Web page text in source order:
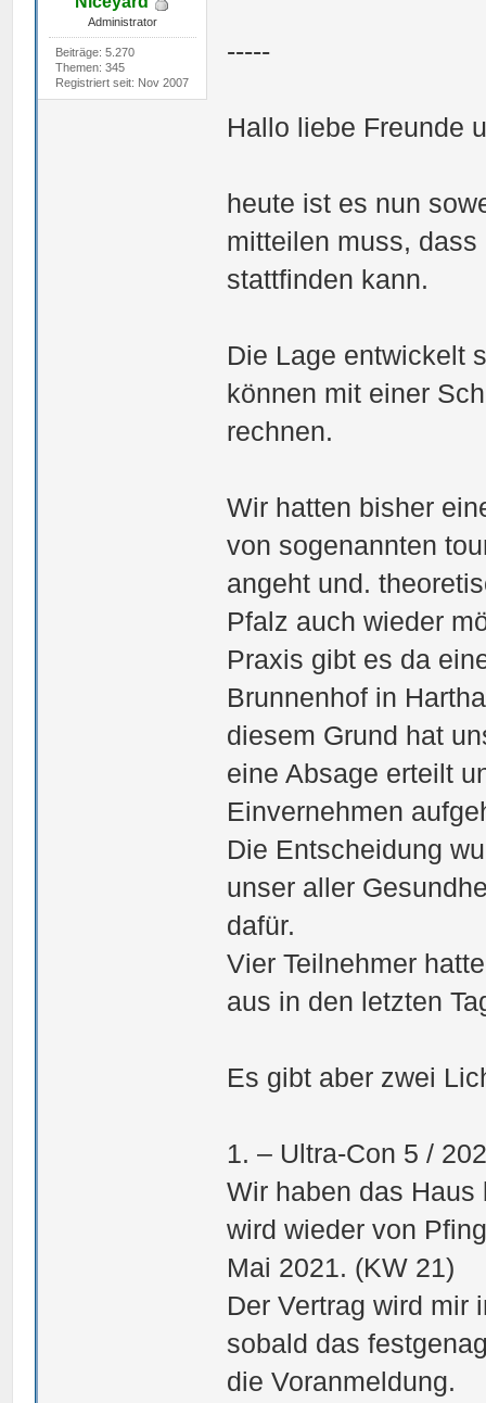
Administrator
Beiträge: 5.270
Themen: 345
Registriert seit: Nov 2007
-----
Hallo liebe Freunde
heute ist es nun
mitteilen muss,
stattfinden kann.
Die Lage entwickelt
können mit einer
rechnen.
Wir hatten bisher
von sogenannten
angeht und.
Pfalz auch wieder
Praxis gibt es da
Brunnenhof in
diesem Grund hat
eine Absage erteilt
Einvernehmen
Die Entscheidung
unser aller
dafür.
Vier Teilnehmer
aus in den letzten
Es gibt aber zwei
1. – Ultra-Con 5 /
Wir haben das
wird wieder von
Mai 2021. (KW 21)
Der Vertrag wird mir
sobald das
die Voranmeldung.